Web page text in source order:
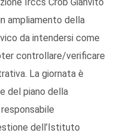
Irccs Crob Gianvito
ampliamento della
da intendersi come
controllare/verificare
La giornata è
del piano della
dell’Istituto